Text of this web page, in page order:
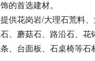
的首选建材。
供花岗岩/大理石荒料
、蘑菇石、路沿石、花
、台面板、石桌椅等石